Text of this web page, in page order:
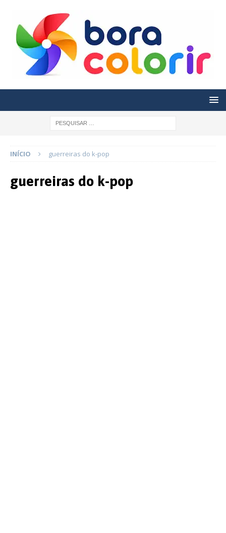
INÍCIO guerreiras do k-pop
guerreiras do k-pop